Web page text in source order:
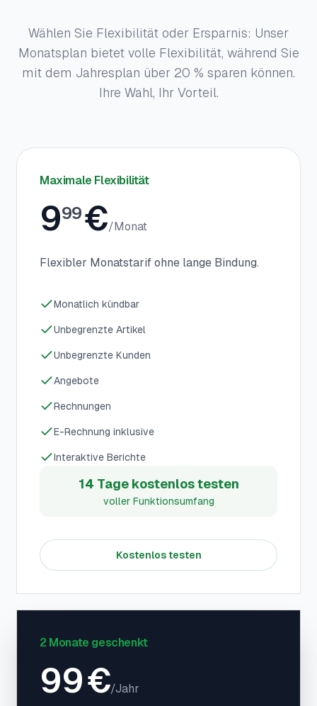
Wählen Sie Flexibilität oder Ersparnis: Unser
Monatsplan bietet volle Flexibilität, während Sie
mit dem Jahresplan über 20 % sparen können.
Ihre Wahl, Ihr Vorteil.
Maximale Flexibilität
999 €/Monat
Flexibler Monatstarif ohne lange Bindung.
Monatlich kündbar
Unbegrenzte Artikel
Unbegrenzte Kunden
Angebote
Rechnungen
E-Rechnung inklusive
Interaktive Berichte
14 Tage kostenlos testen
voller Funktionsumfang
Kostenlos testen
2 Monate geschenkt
99€/Jahr